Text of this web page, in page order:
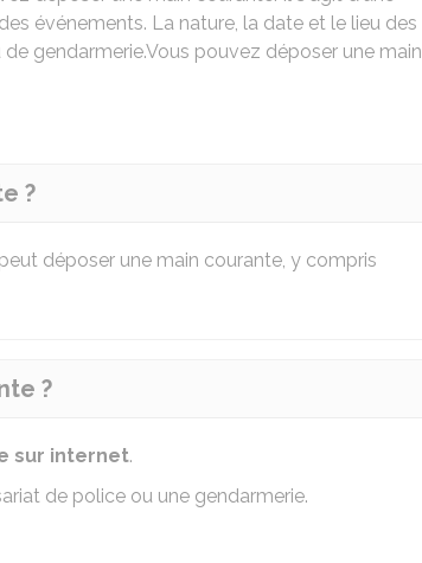
événements. La nature, la date et le lieu des
gendarmerie.Vous pouvez déposer une main
?
peut déposer une main courante, y compris
?
sur internet.
de police ou une gendarmerie.